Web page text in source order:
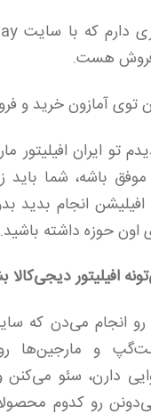
فروش هست.
توی آمازون خرید و
تو ایران افیلیتور
موفق باشه، شما
انجام بدید
اون حوزه داشته باشید.
افیلیتور دیجی‌کالا
رو انجام می‌دن که
و مارجین‌ها
دارن، سئو
رو کدوم